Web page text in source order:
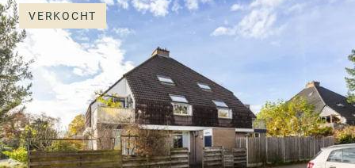
VERKOCHT